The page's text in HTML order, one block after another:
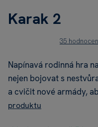
Karak 2
35
Napínavá rodinná hra
nejen bojovat s
a cvičit nové armády,
produktu